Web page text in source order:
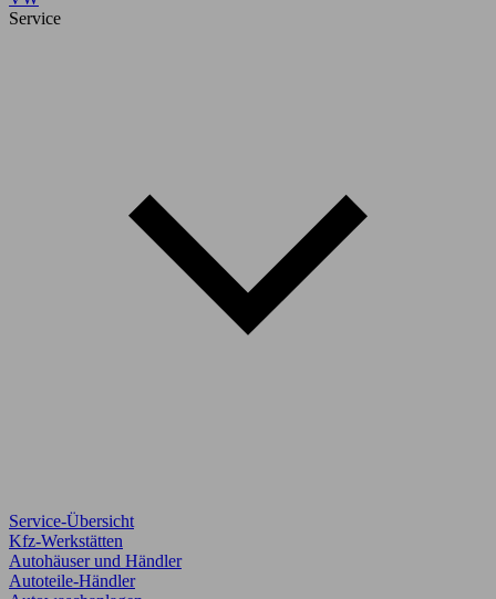
Service
Service-Übersicht
Kfz-Werkstätten
Autohäuser und Händler
Autoteile-Händler